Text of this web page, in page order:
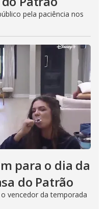
pela paciência nos
para o dia da
do Patrão
vencedor da temporada